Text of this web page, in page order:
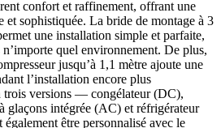
confort et raffinement, offrant une
et sophistiquée. La bride de montage à 3
une installation simple et parfaite,
quel environnement. De plus,
jusqu’à 1,1 mètre ajoute une
l’installation encore plus
trois versions — congélateur (DC),
glaçons intégrée (AC) et réfrigérateur
être personnalisé avec le